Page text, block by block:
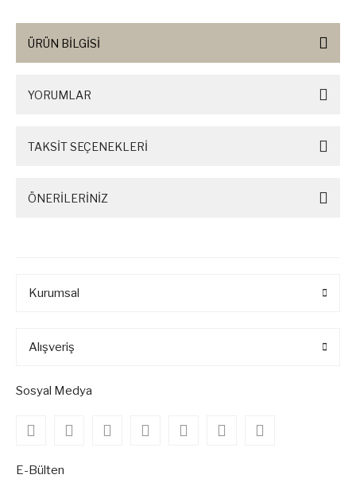
ÜRÜN BİLGİSİ
YORUMLAR
TAKSİT SEÇENEKLERİ
ÖNERİLERİNİZ
Kurumsal
Alışveriş
Sosyal Medya
E-Bülten